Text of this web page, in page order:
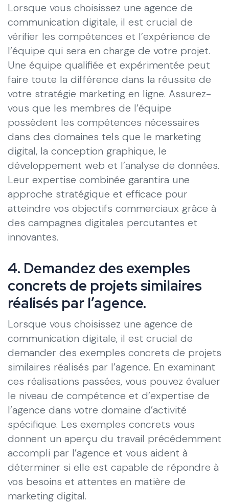
Lorsque vous choisissez une agence de
communication digitale, il est crucial de
vérifier les compétences et l’expérience de
l’équipe qui sera en charge de votre projet.
Une équipe qualifiée et expérimentée peut
faire toute la différence dans la réussite de
votre stratégie marketing en ligne. Assurez-
vous que les membres de l’équipe
possèdent les compétences nécessaires
dans des domaines tels que le marketing
digital, la conception graphique, le
développement web et l’analyse de données.
Leur expertise combinée garantira une
approche stratégique et efficace pour
atteindre vos objectifs commerciaux grâce à
des campagnes digitales percutantes et
innovantes.
4. Demandez des exemples
concrets de projets similaires
réalisés par l’agence.
Lorsque vous choisissez une agence de
communication digitale, il est crucial de
demander des exemples concrets de projets
similaires réalisés par l’agence. En examinant
ces réalisations passées, vous pouvez évaluer
le niveau de compétence et d’expertise de
l’agence dans votre domaine d’activité
spécifique. Les exemples concrets vous
donnent un aperçu du travail précédemment
accompli par l’agence et vous aident à
déterminer si elle est capable de répondre à
vos besoins et attentes en matière de
marketing digital.